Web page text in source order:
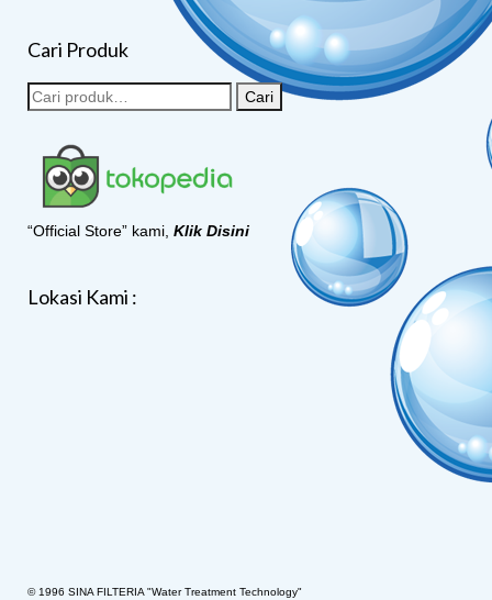
Cari Produk
Cari
“Official Store” kami, Klik Disini
Lokasi Kami :
© 1996 SINA FILTERIA "Water Treatment Technology"